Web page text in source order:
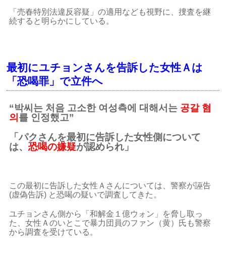
「売春特別法違反容疑」の適用なども視野に、捜査を継
続すると明らかにしている。
最初にユチョンさんを告訴した女性Ａは
「恐喝罪」で立件へ
“박씨는 처음 고소한 여성측에 대해서는 공갈 혐
의 를 인정했고”
「パクさんを最初に告訴した女性側について
は、恐喝の嫌疑が認められ」
この最初に告訴した女性Ａさんについては、警察が誣告
(虚偽告訴) と恐喝の疑いで調査してきた。
ユチョンさん側から「和解金１億ウォン」を脅し取っ
た、女性Ａのいとこで暴力団員のファン（黄）氏も警察
から調査を受けている。